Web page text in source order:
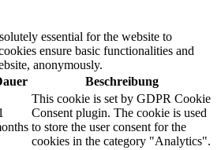
essential for the website to
ensure basic functionalities and
anonymously.
Beschreibung
This cookie is set by GDPR Cookie
Consent plugin. The cookie is used
to store the user consent for the
cookies in the category "Analytics".